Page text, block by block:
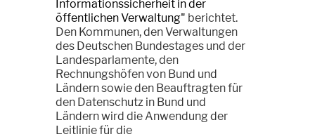
Informationssicherheit in der
öffentlichen Verwaltung" berichtet.
Den Kommunen, den Verwaltungen
des Deutschen Bundestages und der
Landesparlamente, den
Rechnungshöfen von Bund und
Ländern sowie den Beauftragten für
den Datenschutz in Bund und
Ländern wird die Anwendung der
Leitlinie für die